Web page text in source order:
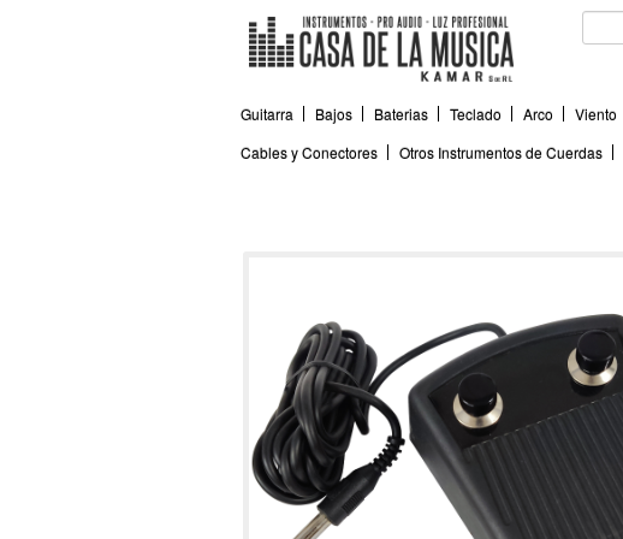
Guitarra Bajos Baterias Teclado Arco Viento
Cables y Conectores
Otros Instrumentos de Cuerdas